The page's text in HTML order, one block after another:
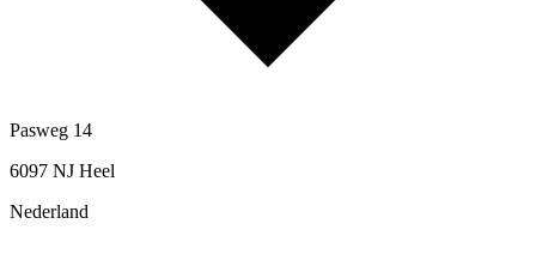
Pasweg 14
6097 NJ Heel
Nederland